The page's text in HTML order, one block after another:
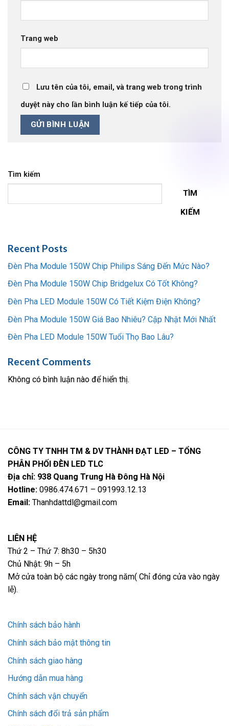
Trang web
Lưu tên của tôi, email, và trang web trong trình
duyệt này cho lần bình luận kế tiếp của tôi.
Tìm kiếm
TÌM
KIẾM
Recent Posts
Đèn Pha Module 150W Chip Philips Sáng Đến Mức Nào?
Đèn Pha Module 150W Chip Bridgelux Có Tốt Không?
Đèn Pha LED Module 150W Có Tiết Kiệm Điện Không?
Đèn Pha Module 150W Giá Bao Nhiêu? Cập Nhật Mới Nhất
Đèn Pha LED Module 150W Tuổi Thọ Bao Lâu?
Recent Comments
Không có bình luận nào để hiển thị.
CÔNG TY TNHH TM & DV THÀNH ĐẠT LED – TỔNG
PHÂN PHỐI ĐÈN LED TLC
Địa chỉ: 938 Quang Trung Hà Đông Hà Nội
Hotline: 0986.474.671 – 091993.12.13
Email: Thanhdattdl@gmail.com
LIÊN HỆ
Thứ 2 – Thứ 7: 8h30 – 5h30
Chủ Nhật: 9h – 5h
Mở cửa toàn bộ các ngày trong năm( Chỉ đóng cửa vào ngày
lễ).
Chính sách bảo hành
Chính sách bảo mật thông tin
Chính sách giao hàng
Hướng dẫn mua hàng
Chính sách vận chuyển
Chính sách đổi trả sản phẩm